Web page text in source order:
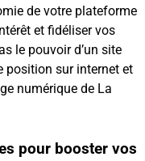
de votre plateforme
et fidéliser vos
le pouvoir d’un site
position sur internet et
numérique de La
pour booster vos